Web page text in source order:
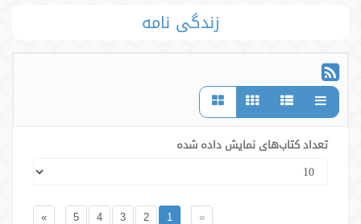
زندگی نامه
تعداد کتاب‌های نمایش داده شده
«
1
2
3
4
5
»